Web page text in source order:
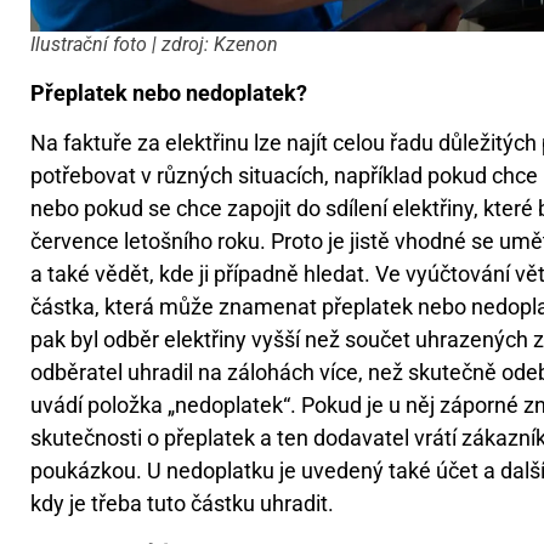
Ilustrační foto | zdroj: Kzenon
Přeplatek nebo nedoplatek?
Na faktuře za elektřinu lze najít celou řadu
potřebovat v různých situacích, například pokud
nebo pokud se chce zapojit do sdílení elektřiny, které
července letošního roku. Proto je jistě vhodné se
a také vědět, kde ji případně hledat. Ve vyúčtování
částka, která může znamenat přeplatek nebo
pak byl odběr elektřiny vyšší než součet uhrazených
odběratel uhradil na zálohách více, než skutečně
uvádí položka „nedoplatek“. Pokud je u něj záporné
skutečnosti o přeplatek a ten dodavatel vrátí
poukázkou. U nedoplatku je uvedený také účet a
kdy je třeba tuto částku uhradit.